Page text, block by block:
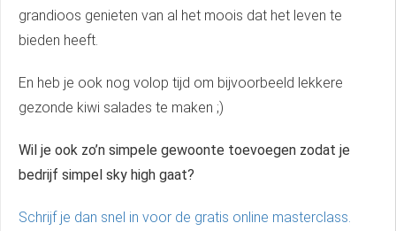
grandioos genieten van al het moois dat het leven te
bieden heeft.
En heb je ook nog volop tijd om bijvoorbeeld lekkere
gezonde kiwi salades te maken ;)
Wil je ook zo’n simpele gewoonte toevoegen zodat je
bedrijf simpel sky high gaat?
Schrijf je dan snel in voor de gratis online masterclass.